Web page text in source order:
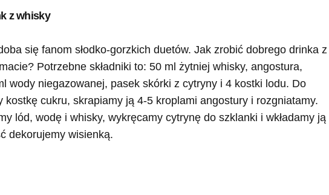
z whisky
się fanom słodko-gorzkich duetów. Jak zrobić dobrego drinka z
Potrzebne składniki to: 50 ml żytniej whisky, angostura,
wody niegazowanej, pasek skórki z cytryny i 4 kostki lodu. Do
kostkę cukru, skrapiamy ją 4-5 kroplami angostury i rozgniatamy.
lód, wodę i whisky, wykręcamy cytrynę do szklanki i wkładamy ją
dekorujemy wisienką.